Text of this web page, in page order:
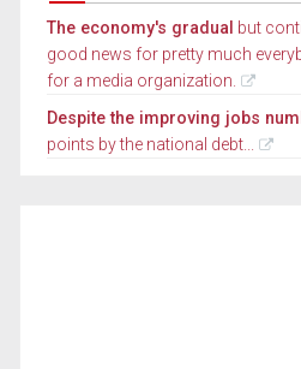
The economy's gradual but
good news for pretty much
for a media organization.
Despite the improving jobs
points by the national debt...